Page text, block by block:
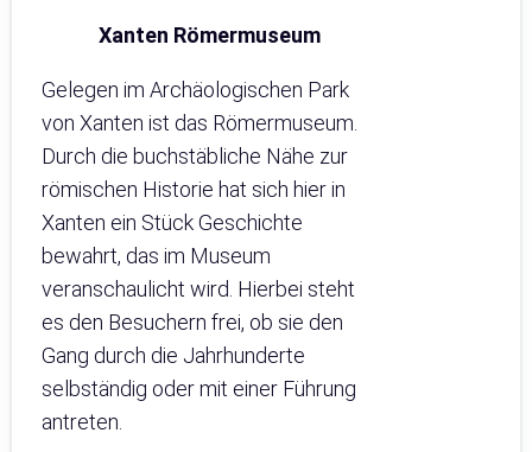
Xanten Römermuseum
Gelegen im Archäologischen Park
von Xanten ist das Römermuseum.
Durch die buchstäbliche Nähe zur
römischen Historie hat sich hier in
Xanten ein Stück Geschichte
bewahrt, das im Museum
veranschaulicht wird. Hierbei steht
es den Besuchern frei, ob sie den
Gang durch die Jahrhunderte
selbständig oder mit einer Führung
antreten.